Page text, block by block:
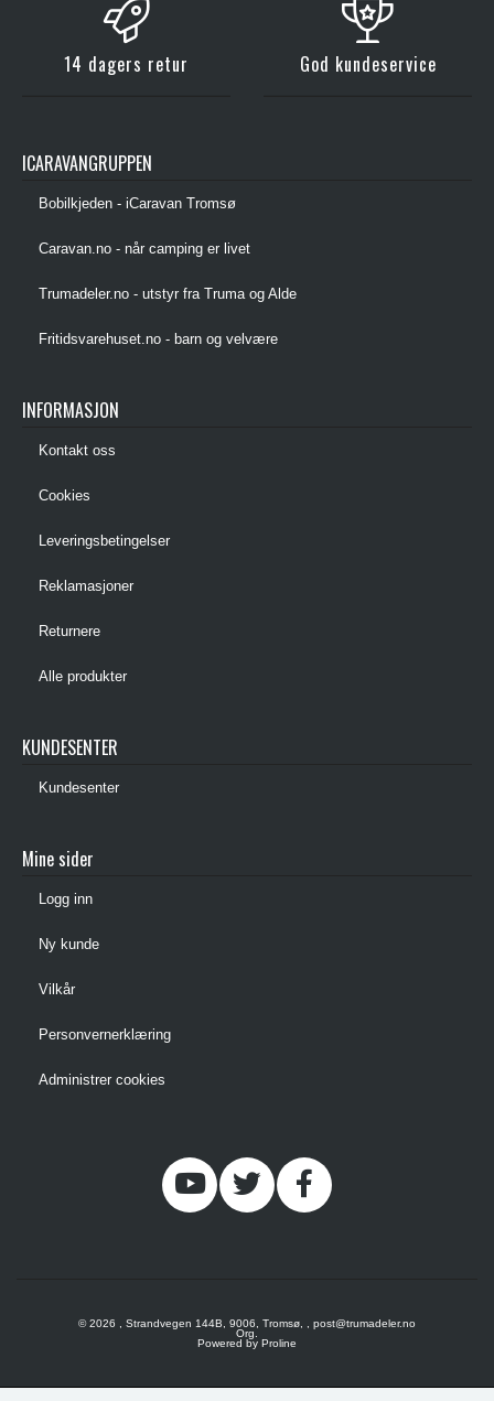
14 dagers retur God kundeservice
ICARAVANGRUPPEN
Bobilkjeden - iCaravan Tromsø
Caravan.no - når camping er livet
Trumadeler.no - utstyr fra Truma og Alde
Fritidsvarehuset.no - barn og velvære
INFORMASJON
Kontakt oss
Cookies
Leveringsbetingelser
Reklamasjoner
Returnere
Alle produkter
KUNDESENTER
Kundesenter
Mine sider
Logg inn
Ny kunde
Vilkår
Personvernerklæring
Administrer cookies
© 2026 , Strandvegen 144B, 9006, Tromsø, , post@trumadeler.no
Org.
Powered by Proline